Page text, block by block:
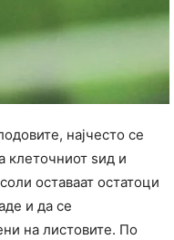
најчесто се
клеточниот ѕид и
оставаат остатоци
и да се
на листовите. По